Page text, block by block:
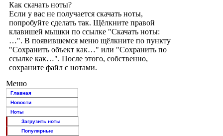
Как скачать ноты?
Если у вас не получается скачать ноты,
попробуйте сделать так. Щёлкните правой
клавишей мышки по ссылке "Скачать ноты:
…". В появившемся меню щёлкните по пункту
"Сохранить объект как…" или "Сохранить по
ссылке как…". После этого, собственно,
сохраните файл с нотами.
Меню
Главная
Новости
Ноты
Загрузить ноты
Популярные